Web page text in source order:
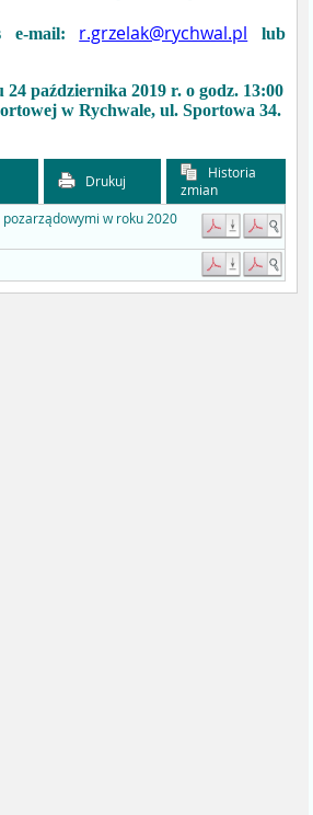
e-mail: r.grzelak@rychwal.pl lub
października 2019 r. o godz. 13:00
w Rychwale, ul. Sportowa 34.
Drukuj
Historia
zmian
pozarządowymi w roku 2020